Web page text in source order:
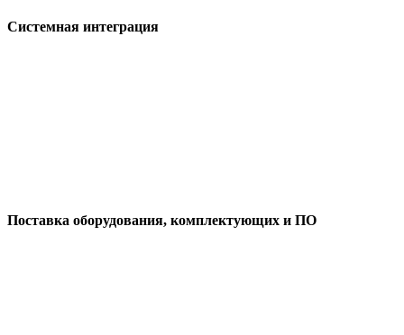
Системная интеграция
Поставка оборудования, комплектующих и ПО